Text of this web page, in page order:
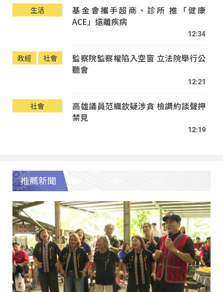
生活
基金會攜手超商、診所 推「健康
ACE」遠離疾病
12:34
政經 社會
監察院監察權陷入空窗 立法院舉行公
聽會
12:21
社會
高雄議員范織欽疑涉貪 檢調約談聲押
禁見
12:19
推薦新聞